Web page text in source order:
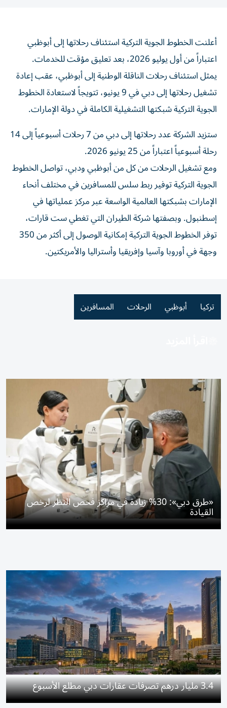
أعلنت الخطوط الجوية التركية استئناف رحلاتها إلى أبوظبي
اعتباراً من أول يوليو 2026، بعد تعليق مؤقت للخدمات.
يمثل استئناف رحلات الناقلة الوطنية إلى أبوظبي، عقب إعادة
تشغيل رحلاتها إلى دبي في 9 يونيو، تتويجاً لاستعادة الخطوط
الجوية التركية شبكتها التشغيلية الكاملة في دولة الإمارات.
ستزيد الشركة عدد رحلاتها إلى دبي من 7 رحلات أسبوعياً إلى 14
رحلة أسبوعياً اعتباراً من 25 يونيو 2026.
ومع تشغيل الرحلات من كل من أبوظبي ودبي، تواصل الخطوط
الجوية التركية توفير ربط سلس للمسافرين في مختلف أنحاء
الإمارات بشبكتها العالمية الواسعة عبر مركز عملياتها في
إسطنبول. وبصفتها شركة الطيران التي تغطي ست قارات،
توفر الخطوط الجوية التركية إمكانية الوصول إلى أكثر من 350
وجهة في أوروبا وآسيا وإفريقيا وأستراليا والأمريكتين.
تركيا أبوظبي الرحلات المسافرين
«طرق دبي»: 30% زيادة في مراكز فحص النظر لرخص
القيادة
3.4 مليار درهم تصرفات عقارات دبي مطلع الأسبوع